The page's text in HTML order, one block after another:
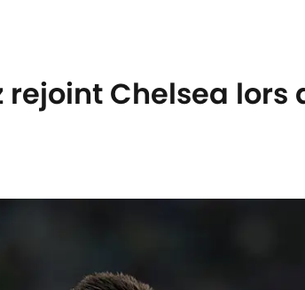
rejoint Chelsea